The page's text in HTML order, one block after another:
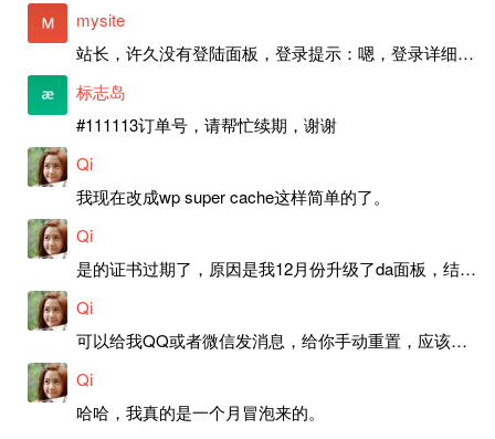
mysite
站长，许久没有登陆面板，登录提示：嗯，登录详细信息似乎不正确。请重试。 网站还可以正常使用。如果是密码问题请帮忙重置一下密码。谢谢。订单号：97790，账号：aa20210950。 站长，提交了工单，你回复续期成功，不过我的问题是面部登陆信息有问题，一直是初始密码，现在无法登陆，有时间麻烦排查一下。
标志岛
#111113订单号，请帮忙续期，谢谢
Qi
我现在改成wp super cache这样简单的了。
Qi
是的证书过期了，原因是我12月份升级了da面板，结果后台证书就不更新了，目前还在排查问题。切换PHP版本现在没有了，因为DA新版不支持。
Qi
可以给我QQ或者微信发消息，给你手动重置，应该是服务器插件有问题了，这个wp的主题太老了，导致现在好多的问题，网站的签到功能也是因为这个原因导致的。
Qi
哈哈，我真的是一个月冒泡来的。